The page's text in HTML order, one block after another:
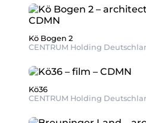
Kö Bogen 2
CENTRUM Holding
Kö36
CENTRUM Holding